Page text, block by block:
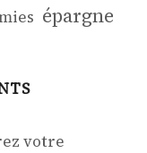
épargne
votre